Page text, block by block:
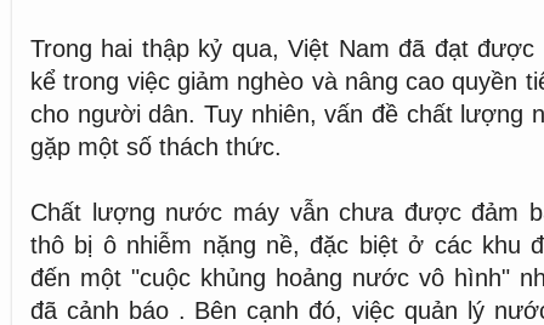
Trong hai thập kỷ qua, Việt Nam đã đạt
kể trong việc giảm nghèo và nâng cao quyền
cho người dân. Tuy nhiên, vấn đề chất lượng
gặp một số thách thức.
Chất lượng nước máy vẫn chưa được đảm
thô bị ô nhiễm nặng nề, đặc biệt ở các khu
đến một "cuộc khủng hoảng nước vô hình"
đã cảnh báo . Bên cạnh đó, việc quản lý